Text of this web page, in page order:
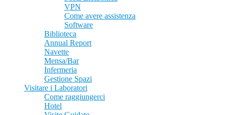
VPN
Come avere assistenza
Software
Biblioteca
Annual Report
Navette
Mensa/Bar
Infermeria
Gestione Spazi
Visitare i Laboratori
Come raggiungerci
Hotel